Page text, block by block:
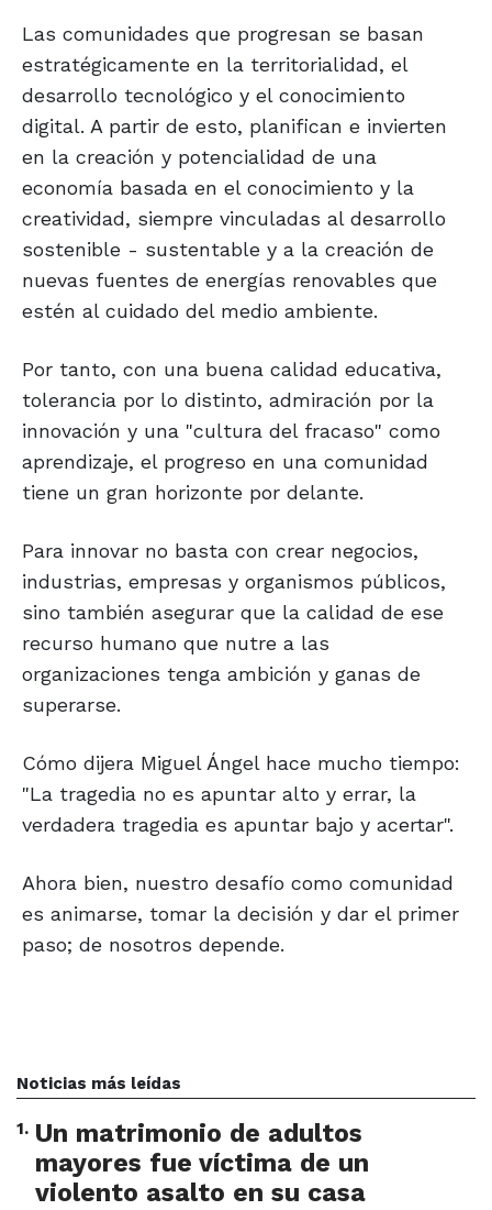
Las comunidades que progresan se basan
estratégicamente en la territorialidad, el
desarrollo tecnológico y el conocimiento
digital. A partir de esto, planifican e invierten
en la creación y potencialidad de una
economía basada en el conocimiento y la
creatividad, siempre vinculadas al desarrollo
sostenible - sustentable y a la creación de
nuevas fuentes de energías renovables que
estén al cuidado del medio ambiente.
Por tanto, con una buena calidad educativa,
tolerancia por lo distinto, admiración por la
innovación y una "cultura del fracaso" como
aprendizaje, el progreso en una comunidad
tiene un gran horizonte por delante.
Para innovar no basta con crear negocios,
industrias, empresas y organismos públicos,
sino también asegurar que la calidad de ese
recurso humano que nutre a las
organizaciones tenga ambición y ganas de
superarse.
Cómo dijera Miguel Ángel hace mucho tiempo:
"La tragedia no es apuntar alto y errar, la
verdadera tragedia es apuntar bajo y acertar".
Ahora bien, nuestro desafío como comunidad
es animarse, tomar la decisión y dar el primer
paso; de nosotros depende.
Noticias más leídas
1. Un matrimonio de adultos
mayores fue víctima de un
violento asalto en su casa